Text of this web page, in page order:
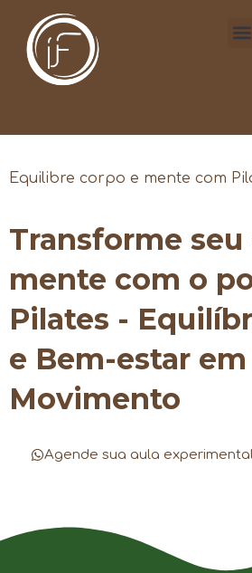
Equilibre corpo e mente com
Transforme
mente com o
Pilates -
e Bem-estar em
Movimento
Agende sua aula